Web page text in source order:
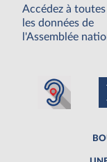
Accédez à toutes
les données de
l'Assemblée